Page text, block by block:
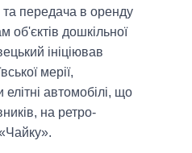
передача в оренду
об'єктів дошкільної
ініціював
мерії,
автомобілі, що
на ретро-